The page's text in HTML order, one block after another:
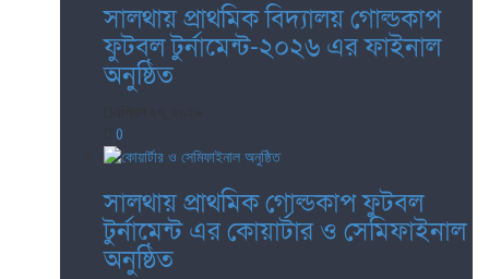
সালথায় প্রাথমিক বিদ্যালয় গোল্ডকাপ
ফুটবল টুর্নামেন্ট-২০২৬ এর ফাইনাল
অনুষ্ঠিত
0
সালথায় প্রাথমিক গোল্ডকাপ ফুটবল
টুর্নামেন্ট এর কোয়ার্টার ও সেমিফাইনাল
অনুষ্ঠিত